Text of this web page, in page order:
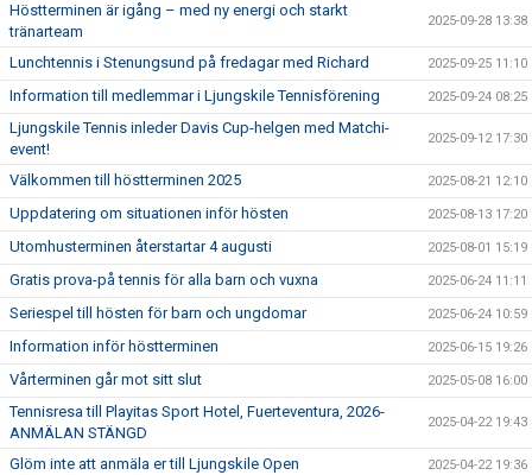
Höstterminen är igång – med ny energi och starkt
tränarteam
2025-09-28 13:38
Lunchtennis i Stenungsund på fredagar med Richard 2025-09-25 11:10
Information till medlemmar i Ljungskile Tennisförening 2025-09-24 08:25
Ljungskile Tennis inleder Davis Cup-helgen med Matchi-
event!
2025-09-12 17:30
Välkommen till höstterminen 2025 2025-08-21 12:10
Uppdatering om situationen inför hösten 2025-08-13 17:20
Utomhusterminen återstartar 4 augusti 2025-08-01 15:19
Gratis prova-på tennis för alla barn och vuxna 2025-06-24 11:11
Seriespel till hösten för barn och ungdomar 2025-06-24 10:59
Information inför höstterminen 2025-06-15 19:26
Vårterminen går mot sitt slut 2025-05-08 16:00
Tennisresa till Playitas Sport Hotel, Fuerteventura, 2026-
ANMÄLAN STÄNGD
2025-04-22 19:43
Glöm inte att anmäla er till Ljungskile Open 2025-04-22 19:36